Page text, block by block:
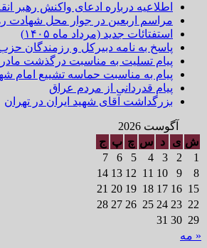
اطلاعیه درباره ادعای واکنش رهبر
مراسم اربعین در جوار محل شهادت
استفتائات جدید (مرداد ماه ۱۴۰۵)
پاسخ به نامه دبیرکل و رزمندگان
پیام تسلیت به مناسبت درگذشت
پیام به مناسبت حماسه تشییع امام
پیام قدردانی از مردم عراق
بزرگداشت آقای شهید ایران در تهران
آگوست 2026
ش ی د س چ پ ج
1
2
3
4
5
6
7
8
9
10
11
12
13
14
15
16
17
18
19
20
21
22
23
24
25
26
27
28
29
30
31
« مه